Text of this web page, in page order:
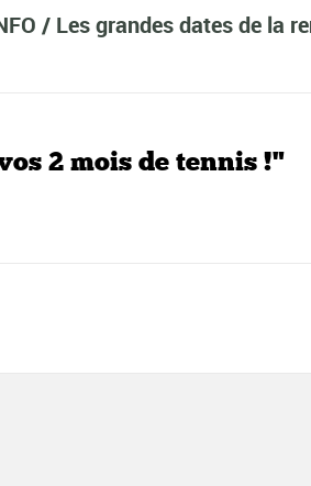
/ Les grandes dates de la
2 mois de tennis !"